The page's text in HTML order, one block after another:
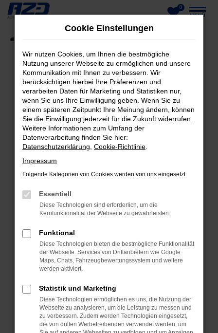
Zum
springen
0
MENÜ
FEHLER: NETWORK ERROR
Beim Laden ist ein Fehler aufgetreten.
Hier sind ein paar Tipps, die dir helfen können:
Überprüfe deine Firewall und deine
Internetverbindung.
Laden andere Webseiten, zum Beispiel deine
Suchmaschine?
Manche Erweiterungen, wie Werbeblocker,
können das Laden bestimmter Seiten
verhindern. Funktioniert die Seite in einem
anderen Browser oder in einem privaten
Fenster?
Starte dein Gerät neu.
Das kann manchmal helfen, vorübergehende
Stelle sicher, dass dein Browser und dein
Betriebssystem auf dem neuesten Stand
sind.
Veraltete Software birgt nicht nur ein
Cookie Einstellungen
Wir nutzen Cookies, um Ihnen die bestmögliche
Nutzung unserer Webseite zu ermöglichen und unsere
Kommunikation mit Ihnen zu verbessern. Wir
berücksichtigen hierbei Ihre Präferenzen und
verarbeiten Daten für Marketing und Statistiken nur,
wenn Sie uns Ihre Einwilligung geben. Wenn Sie zu
einem späteren Zeitpunkt Ihre Meinung ändern, können
Sie die Einwilligung jederzeit für die Zukunft widerrufen.
Weitere Informationen zum Umfang der
Datenverarbeitung finden Sie hier:
Datenschutzerklärung Cookie-Richtlinie
Impressum
Folgende Kategorien von Cookies werden von uns eingesetzt:
Essentiell
Diese Technologien sind erforderlich, um die
Kernfunktionalität der Webseite zu gewährleisten.
Funktional
Diese Technologien bieten die bestmögliche Funktionalität
der Webseite. Services von Drittanbietern wie Google
Maps, Chats, Fahrzeugbewertungssystem und weitere
werden aktiviert.
Statistik und Marketing
Diese Technologien ermöglichen es uns, die Nutzung der
Webseite zu analysieren, um die Leistung zu messen und
zu verbessern. Zudem werden Technologien eingesetzt,
die von dritten Werbetreibenden verwendet werden, um